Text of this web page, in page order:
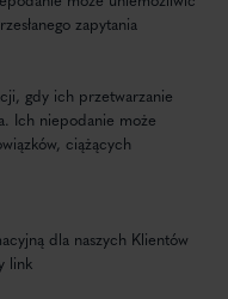
zapytania
gdy ich przetwarzanie
Ich niepodanie może
ciążących
dla naszych Klientów
link